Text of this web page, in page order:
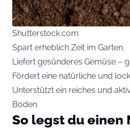
Shutterstock.com
Spart erheblich Zeit im Garten.
Liefert gesünderes Gemüse –
Fördert eine natürliche und
Unterstützt ein reiches und
Boden.
So legst du einen